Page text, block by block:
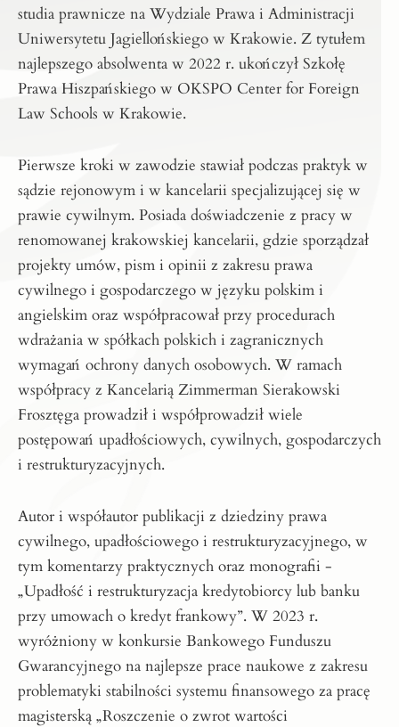
studia prawnicze na Wydziale Prawa i Administracji
Uniwersytetu Jagiellońskiego w Krakowie. Z tytułem
najlepszego absolwenta w 2022 r. ukończył Szkołę
Prawa Hiszpańskiego w OKSPO Center for Foreign
Law Schools w Krakowie.
Pierwsze kroki w zawodzie stawiał podczas praktyk w
sądzie rejonowym i w kancelarii specjalizującej się w
prawie cywilnym. Posiada doświadczenie z pracy w
renomowanej krakowskiej kancelarii, gdzie sporządzał
projekty umów, pism i opinii z zakresu prawa
cywilnego i gospodarczego w języku polskim i
angielskim oraz współpracował przy procedurach
wdrażania w spółkach polskich i zagranicznych
wymagań ochrony danych osobowych. W ramach
współpracy z Kancelarią Zimmerman Sierakowski
Frosztęga prowadził i współprowadził wiele
postępowań upadłościowych, cywilnych, gospodarczych
i restrukturyzacyjnych.
Autor i współautor publikacji z dziedziny prawa
cywilnego, upadłościowego i restrukturyzacyjnego, w
tym komentarzy praktycznych oraz monografii -
„Upadłość i restrukturyzacja kredytobiorcy lub banku
przy umowach o kredyt frankowy”. W 2023 r.
wyróżniony w konkursie Bankowego Funduszu
Gwarancyjnego na najlepsze prace naukowe z zakresu
problematyki stabilności systemu finansowego za pracę
magisterską „Roszczenie o zwrot wartości